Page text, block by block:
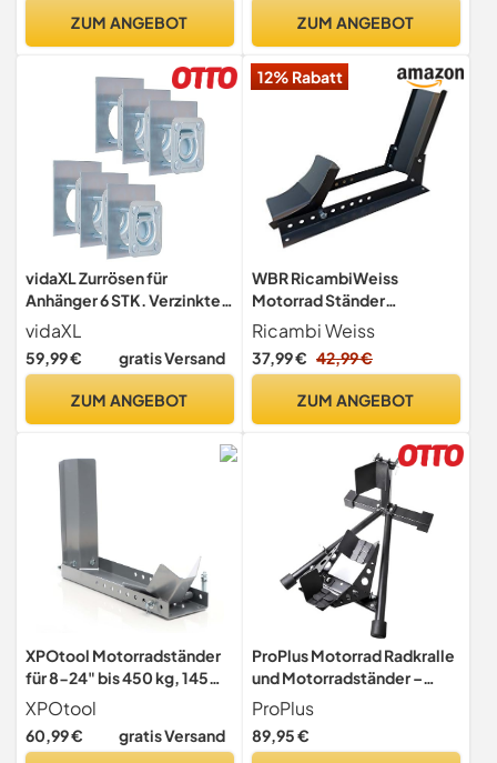
Montageständer Vorderrad
ZUM ANGEBOT
Zoll Reifen
ZUM ANGEBOT
vidaXL Zurrösen für
Anhänger 6 STK. Verzinkter
Stahl 2000 kg
vidaXL
59,99 € gratis Versand
ZUM ANGEBOT
12% Rabatt
WBR RicambiWeiss
Motorrad Ständer
Vorderrad Radhalter Wippe
Transportständer
Ricambi Weiss
37,99 € 42,99 €
ZUM ANGEBOT
XPOtool Motorradständer
für 8-24" bis 450 kg, 145
mm Reifenbreite,
Motorradwippe aus Stahl
für Vorderrad,
XPOtool
60,99 € gratis Versand
ProPlus Motorrad Radkralle
und Motorradständer –
Radhalter für 17–21 Zoll
Räder – Reifenbreite 90–
130 mm
ProPlus
89,95 €